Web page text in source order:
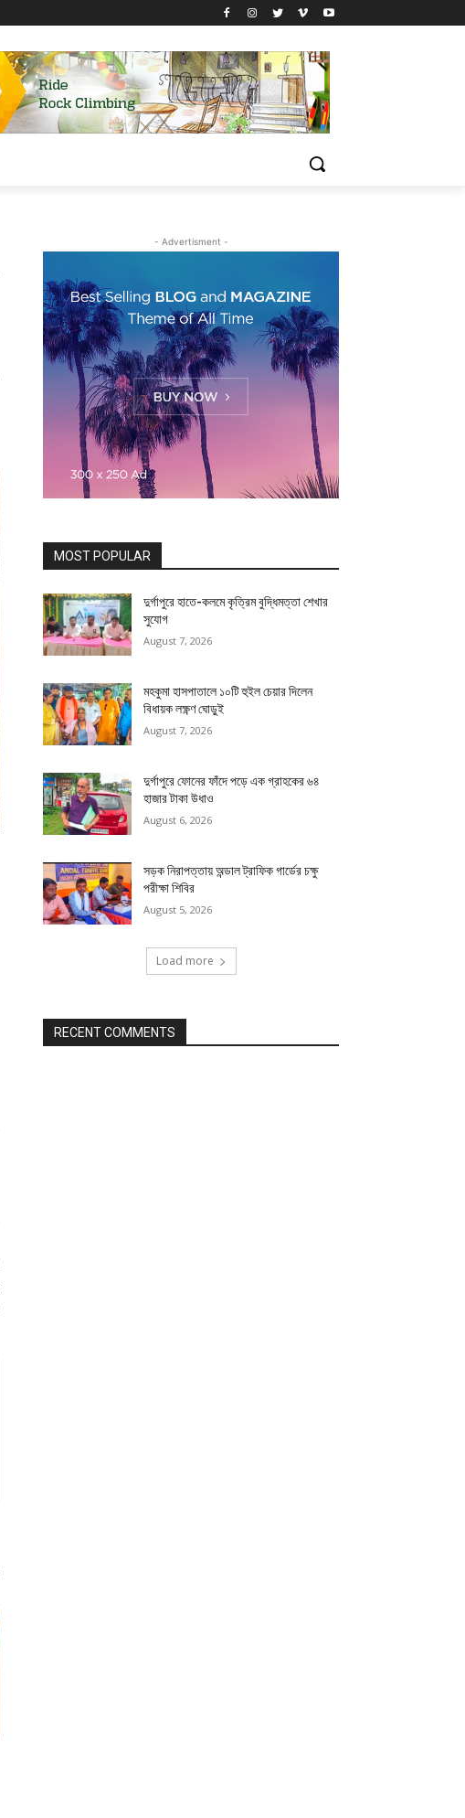
- Advertisment -
MOST POPULAR
দুর্গাপুরে হাতে-কলমে কৃত্রিম বুদ্ধিমত্তা শেখার
সুযোগ
August 7, 2026
মহকুমা হাসপাতালে ১০টি হুইল চেয়ার দিলেন
বিধায়ক লক্ষ্ণণ ঘোড়ুই
August 7, 2026
দুর্গাপুরে ফোনের ফাঁদে পড়ে এক গ্রাহকের ৬৪
হাজার টাকা উধাও
August 6, 2026
সড়ক নিরাপত্তায় অন্ডাল ট্রাফিক গার্ডের চক্ষু
পরীক্ষা শিবির
August 5, 2026
Load more
RECENT COMMENTS